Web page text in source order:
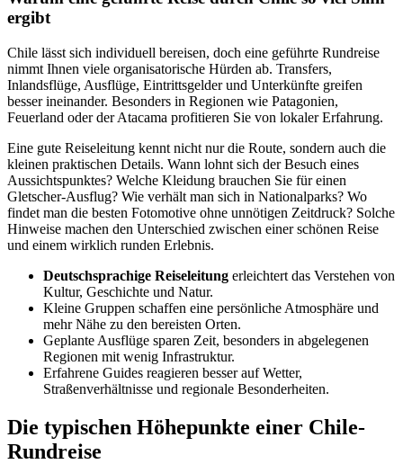
ergibt
Chile lässt sich individuell bereisen, doch eine geführte Rundreise
nimmt Ihnen viele organisatorische Hürden ab. Transfers,
Inlandsflüge, Ausflüge, Eintrittsgelder und Unterkünfte greifen
besser ineinander. Besonders in Regionen wie Patagonien,
Feuerland oder der Atacama profitieren Sie von lokaler Erfahrung.
Eine gute Reiseleitung kennt nicht nur die Route, sondern auch die
kleinen praktischen Details. Wann lohnt sich der Besuch eines
Aussichtspunktes? Welche Kleidung brauchen Sie für einen
Gletscher-Ausflug? Wie verhält man sich in Nationalparks? Wo
findet man die besten Fotomotive ohne unnötigen Zeitdruck? Solche
Hinweise machen den Unterschied zwischen einer schönen Reise
und einem wirklich runden Erlebnis.
Deutschsprachige Reiseleitung erleichtert das Verstehen von
Kultur, Geschichte und Natur.
Kleine Gruppen schaffen eine persönliche Atmosphäre und
mehr Nähe zu den bereisten Orten.
Geplante Ausflüge sparen Zeit, besonders in abgelegenen
Regionen mit wenig Infrastruktur.
Erfahrene Guides reagieren besser auf Wetter,
Straßenverhältnisse und regionale Besonderheiten.
Die typischen Höhepunkte einer Chile-
Rundreise